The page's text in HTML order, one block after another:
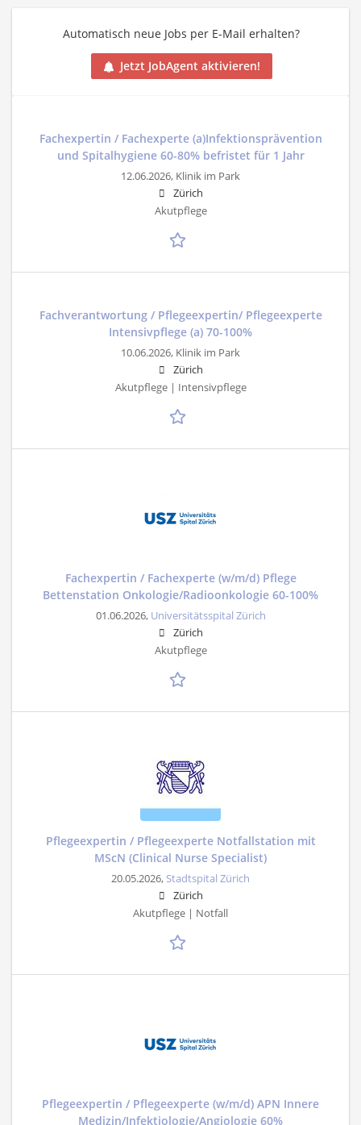
Automatisch neue Jobs per E-Mail erhalten?
Jetzt JobAgent aktivieren!
Fachexpertin / Fachexperte (a)Infektionsprävention
und Spitalhygiene 60-80% befristet für 1 Jahr
12.06.2026, Klinik im Park
Zürich
Akutpflege
Fachverantwortung / Pflegeexpertin/ Pflegeexperte
Intensivpflege (a) 70-100%
10.06.2026, Klinik im Park
Zürich
Akutpflege | Intensivpflege
Fachexpertin / Fachexperte (w/m/d) Pflege
Bettenstation Onkologie/Radioonkologie 60-100%
01.06.2026, Universitätsspital Zürich
Zürich
Akutpflege
Pflegeexpertin / Pflegeexperte Notfallstation mit
MScN (Clinical Nurse Specialist)
20.05.2026, Stadtspital Zürich
Zürich
Akutpflege | Notfall
Pflegeexpertin / Pflegeexperte (w/m/d) APN Innere
Medizin/Infektiologie/Angiologie 60%